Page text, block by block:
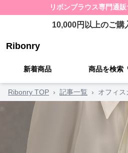
リボンブラウス専門通販
10,000円以上のご購
Ribonry
新着商品 商品を検索
Ribonry TOP › 記事一覧 › オフィ